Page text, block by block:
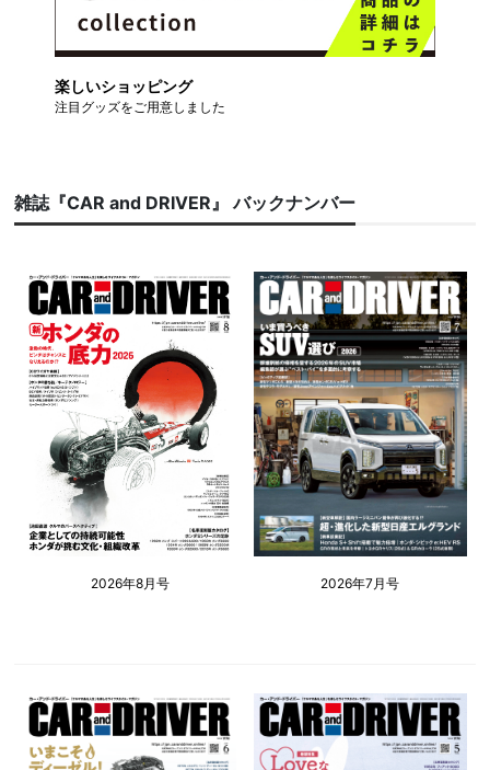
楽しいショッピング
注目グッズをご用意しました
雑誌『CAR and DRIVER』 バックナンバー
2026年8月号 2026年7月号